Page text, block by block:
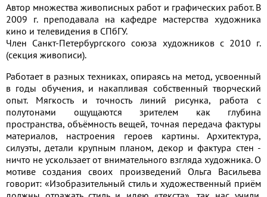
Автор множества живописных работ и графических работ. В
2009 г. преподавала на кафедре мастерства художника
кино и телевидения в СПбГУ.
Член Санкт-Петербургского союза художников с 2010 г.
(секция живописи).
Работает в разных техниках, опираясь на метод, усвоенный
в годы обучения, и накапливая собственный творческий
опыт. Мягкость и точность линий рисунка, работа с
полутонами ощущаются зрителем как глубина
пространства, объёмность вещей, точная передача фактуры
материалов, настроения героев картины. Архитектура,
силуэты, детали крупным планом, декор и фактура стен -
ничто не ускользает от внимательного взгляда художника. О
мотиве создания своих произведений Ольга Васильева
говорит: «Изобразительный стиль и художественный приём